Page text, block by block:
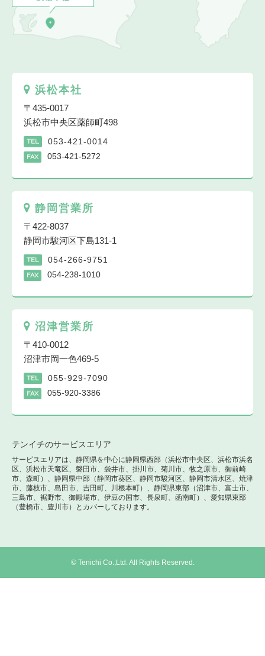
浜松本社
〒435-0017
浜松市中央区薬師町498
TEL 053-421-0014
FAX 053-421-5272
静岡営業所
〒422-8037
静岡市駿河区下島131-1
TEL 054-266-9751
FAX 054-238-1010
沼津営業所
〒410-0012
沼津市岡一色469-5
TEL 055-929-7090
FAX 055-920-3386
テンイチのサービスエリア
サービスエリアは、静岡県を中心に静岡県西部（浜松市中央区、浜松市浜名
区、浜松市天竜区、磐田市、袋井市、掛川市、菊川市、牧之原市、御前崎
市、森町）、静岡県中部（静岡市葵区、静岡市駿河区、静岡市清水区、焼津
市、藤枝市、島田市、吉田町、川根本町）、静岡県東部（沼津市、富士市、
三島市、裾野市、御殿場市、伊豆の国市、長泉町、函南町）、愛知県東部
（豊橋市、豊川市）とカバーしております。
© Tenichi Co.,Ltd. All Rights Reserved.